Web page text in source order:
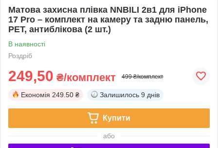
Матова захисна плівка NNBILI 2в1 для iPhone
17 Pro – комплект на камеру та задню панель,
PET, антиблікова (2 шт.)
В наявності
Роздріб
249,50 ₴/комплект 499 ₴/комплект
Економія 249.50 ₴ Залишилось 9 днів
Купити
або